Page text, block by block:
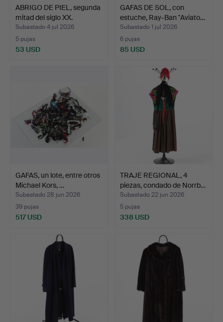
ABRIGO DE PIEL, segunda
mitad del siglo XX.
Subastado 4 jul 2026
5 pujas
53 USD
GAFAS DE SOL, con
estuche, Ray-Ban "Aviato…
Subastado 1 jul 2026
6 pujas
85 USD
GAFAS, un lote, entre otros
Michael Kors, …
Subastado 28 jun 2026
39 pujas
517 USD
TRAJE REGIONAL, 4
piezas, condado de Norrb…
Subastado 22 jun 2026
5 pujas
338 USD